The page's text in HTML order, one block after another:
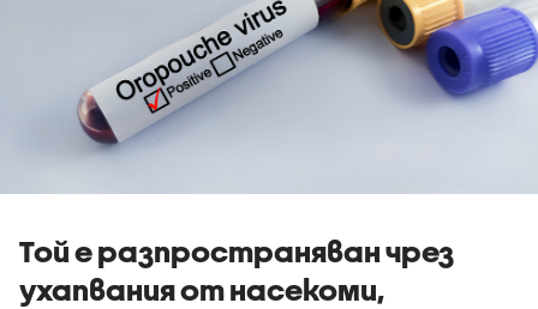
Той е разпространяван чрез
ухапвания от насекоми,